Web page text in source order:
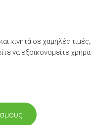
κινητά σε χαμηλές
να εξοικονομείτε